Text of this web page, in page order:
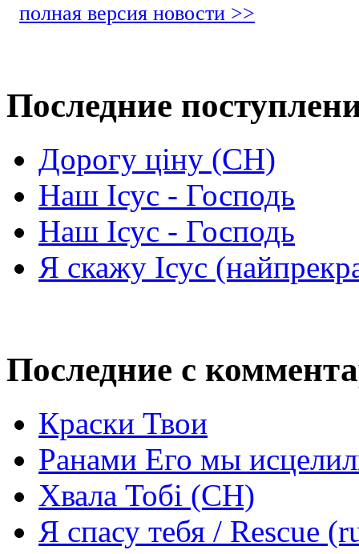
полная версия новости >>
Последние
Дорогу ціну (СН)
Наш Ісус - Господь
Наш Ісус - Господь
Я скажу Ісус
Последние с
Краски Твои
Ранами Его мы
Хвала Тобі (СН)
Я спасу тебя / Rescue